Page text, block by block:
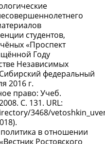
студентов,
«Проспект
Году
Независимых
федеральный
2016 г.
право: Учеб.
С. 131. URL:
3468/
в отношении
Ростовского